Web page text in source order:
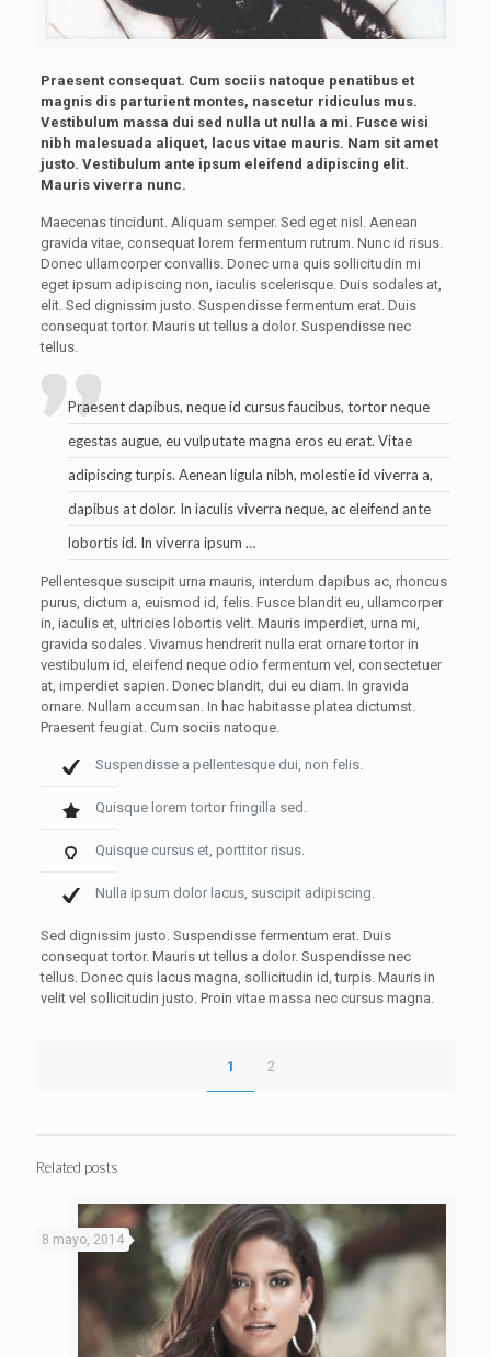
Praesent consequat. Cum sociis natoque penatibus et
magnis dis parturient montes, nascetur ridiculus mus.
Vestibulum massa dui sed nulla ut nulla a mi. Fusce wisi
nibh malesuada aliquet, lacus vitae mauris. Nam sit amet
justo. Vestibulum ante ipsum eleifend adipiscing elit.
Mauris viverra nunc.
Maecenas tincidunt. Aliquam semper. Sed eget nisl. Aenean
gravida vitae, consequat lorem fermentum rutrum. Nunc id risus.
Donec ullamcorper convallis. Donec urna quis sollicitudin mi
eget ipsum adipiscing non, iaculis scelerisque. Duis sodales at,
elit. Sed dignissim justo. Suspendisse fermentum erat. Duis
consequat tortor. Mauris ut tellus a dolor. Suspendisse nec
tellus.
Praesent dapibus, neque id cursus faucibus, tortor neque
egestas augue, eu vulputate magna eros eu erat. Vitae
adipiscing turpis. Aenean ligula nibh, molestie id viverra a,
dapibus at dolor. In iaculis viverra neque, ac eleifend ante
lobortis id. In viverra ipsum …
Pellentesque suscipit urna mauris, interdum dapibus ac, rhoncus
purus, dictum a, euismod id, felis. Fusce blandit eu, ullamcorper
in, iaculis et, ultricies lobortis velit. Mauris imperdiet, urna mi,
gravida sodales. Vivamus hendrerit nulla erat ornare tortor in
vestibulum id, eleifend neque odio fermentum vel, consectetuer
at, imperdiet sapien. Donec blandit, dui eu diam. In gravida
ornare. Nullam accumsan. In hac habitasse platea dictumst.
Praesent feugiat. Cum sociis natoque.
Suspendisse a pellentesque dui, non felis.
Quisque lorem tortor fringilla sed.
Quisque cursus et, porttitor risus.
Nulla ipsum dolor lacus, suscipit adipiscing.
Sed dignissim justo. Suspendisse fermentum erat. Duis
consequat tortor. Mauris ut tellus a dolor. Suspendisse nec
tellus. Donec quis lacus magna, sollicitudin id, turpis. Mauris in
velit vel sollicitudin justo. Proin vitae massa nec cursus magna.
1 2
Related posts
8 mayo, 2014